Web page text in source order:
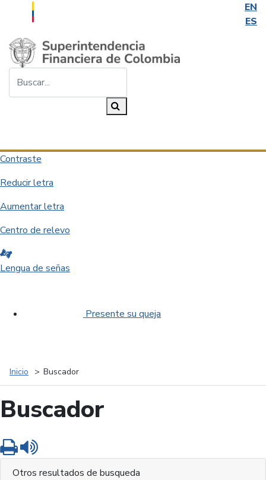
EN
ES
Saltar al contenido principal
Contraste
Reducir letra
Aumentar letra
Centro de relevo
Lengua de señas
Presente su queja
Inicio Buscador
Buscador
Imprimir
Otros resultados de busqueda